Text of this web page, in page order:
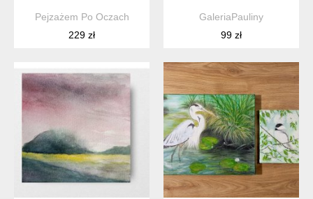
Pejzażem Po Oczach
229 zł
GaleriaPauliny
99 zł